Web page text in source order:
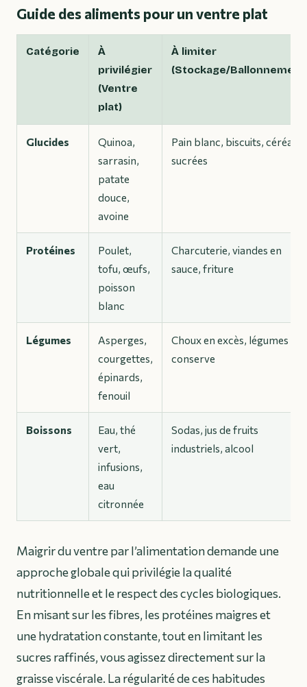
Guide des aliments pour un ventre plat
Catégorie
À
privilégier
(Ventre
plat)
À limiter
(Stockage/
Glucides
Quinoa,
sarrasin,
patate
douce,
avoine
Pain blanc, biscuits, céréales
sucrées
Protéines
Poulet,
tofu, œufs,
poisson
blanc
Charcuterie, viandes en
sauce, friture
Légumes
Asperges,
courgettes,
épinards,
fenouil
Choux en excès, légumes en
conserve
Boissons
Eau, thé
vert,
infusions,
eau
citronnée
Sodas, jus de fruits
industriels, alcool
Maigrir du ventre par l’alimentation demande une
approche globale qui privilégie la qualité
nutritionnelle et le respect des cycles biologiques.
En misant sur les fibres, les protéines maigres et
une hydratation constante, tout en limitant les
sucres raffinés, vous agissez directement sur la
graisse viscérale. La régularité de ces habitudes